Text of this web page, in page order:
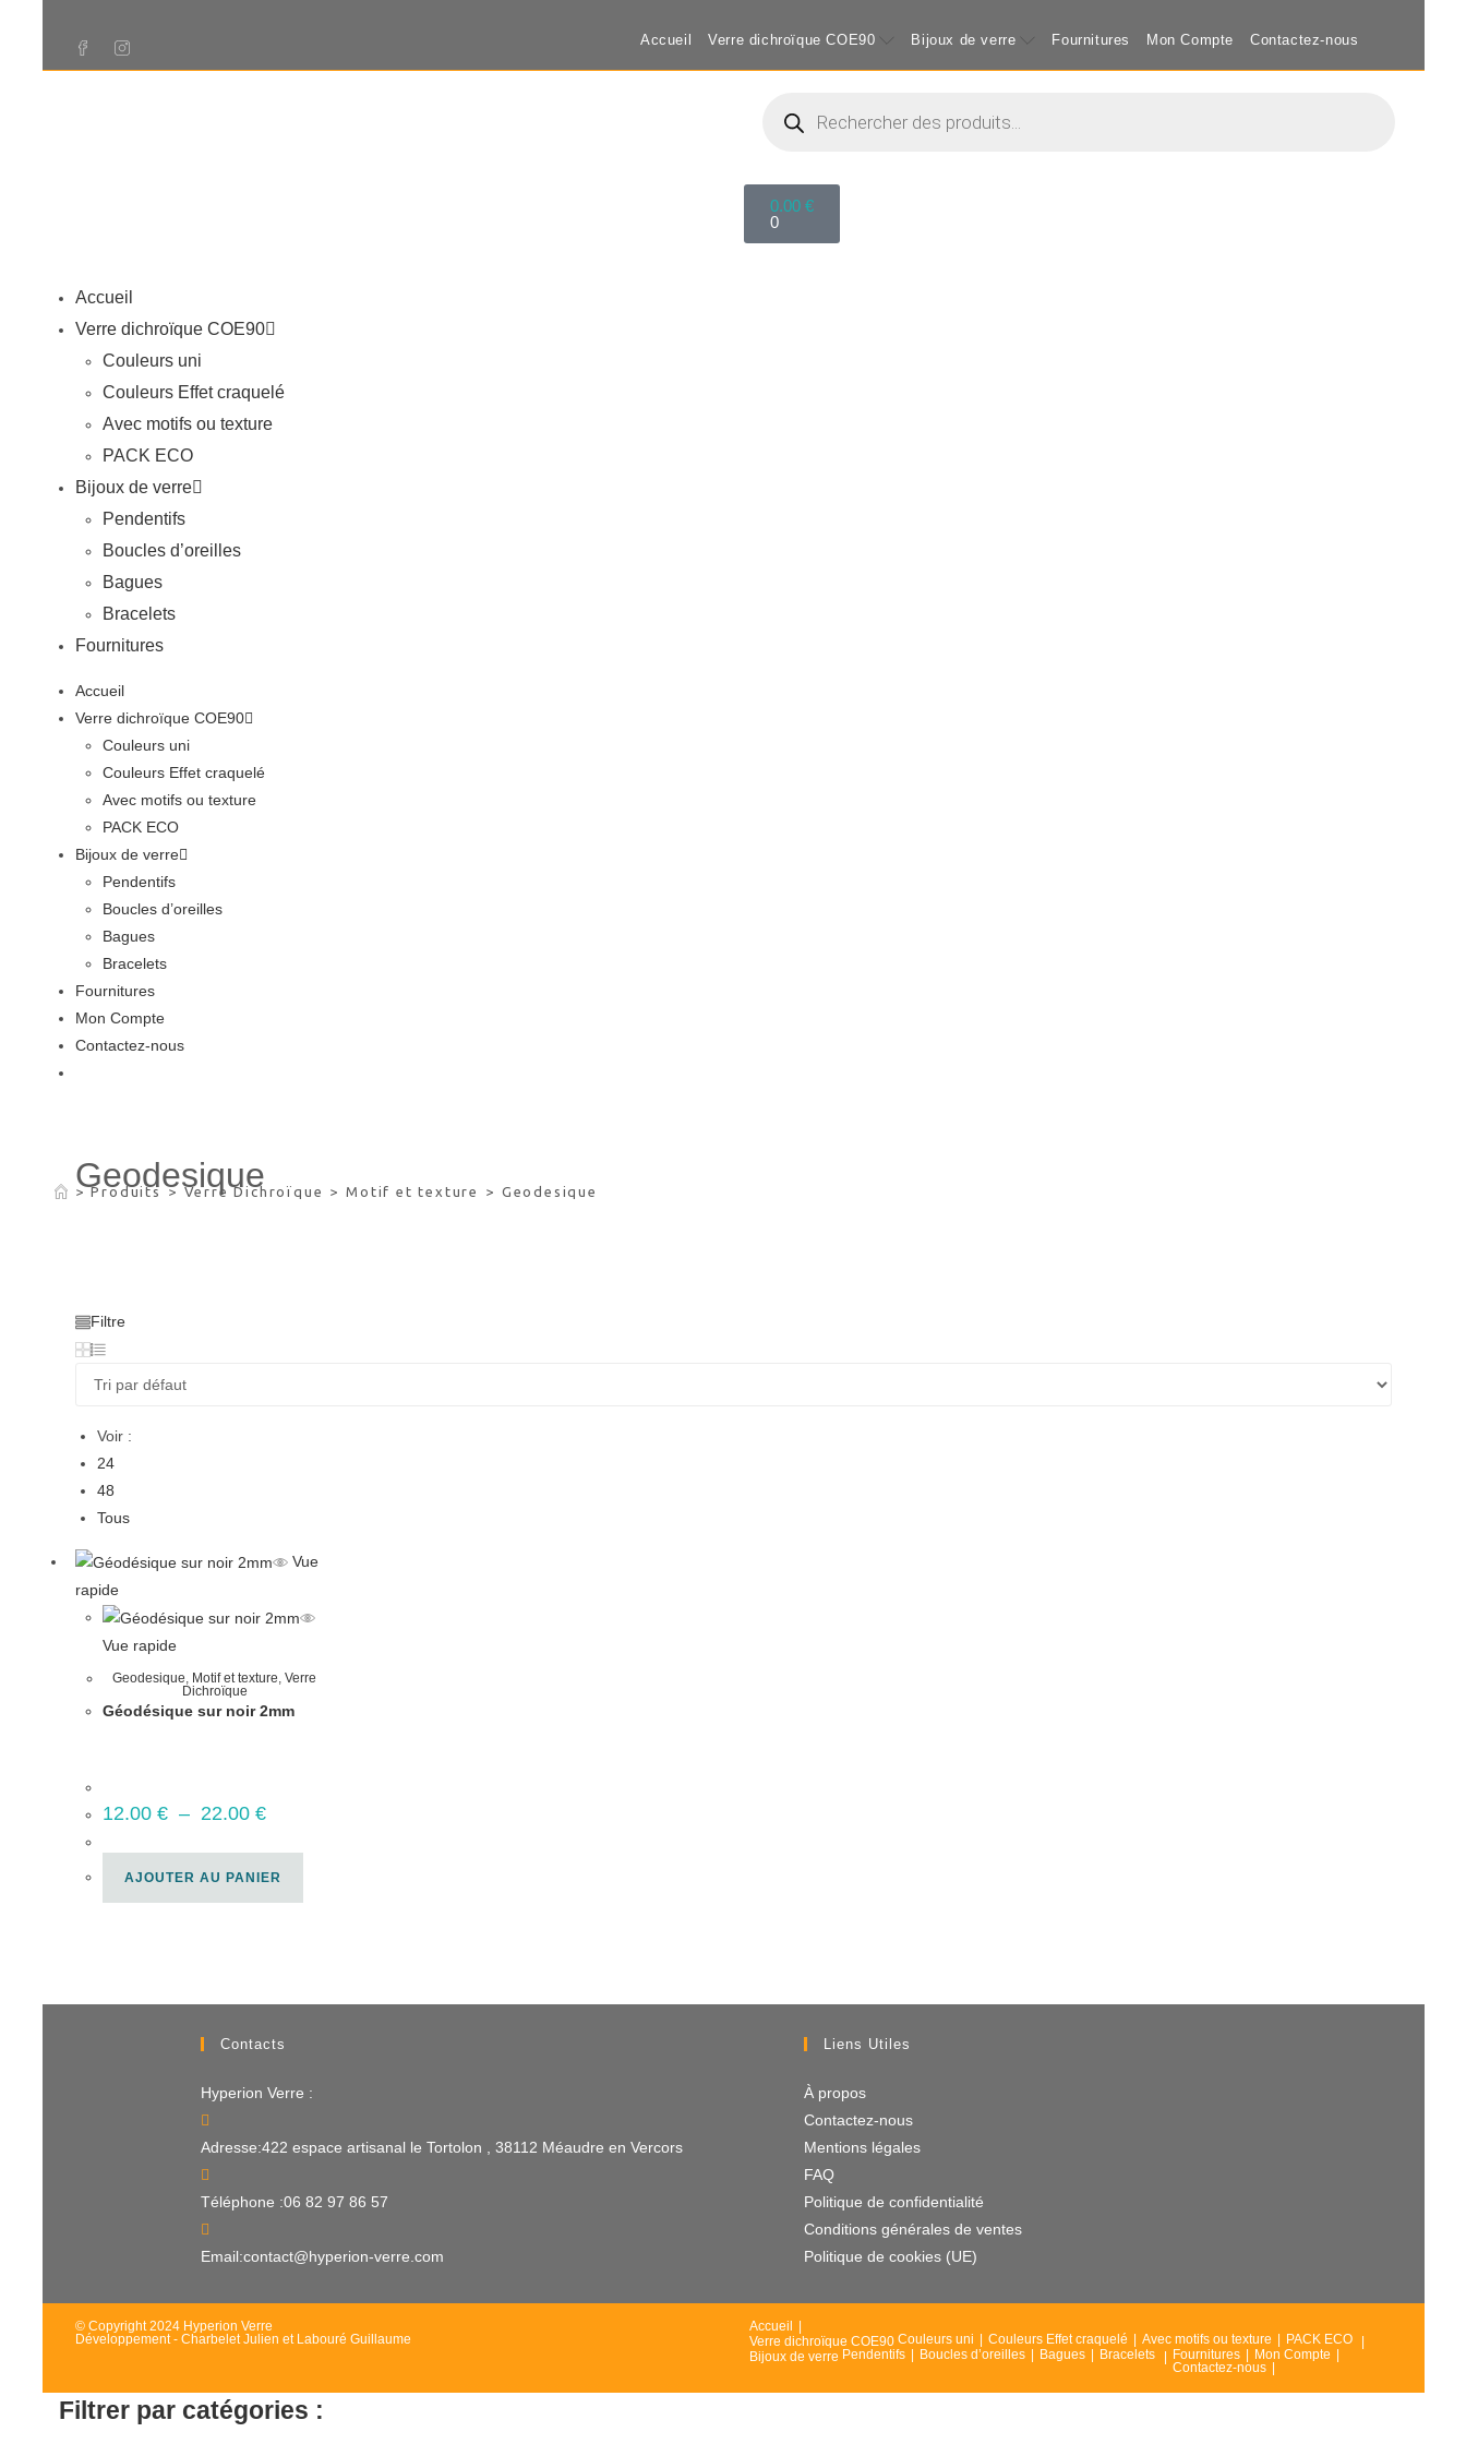
Accueil Verre dichroïque COE90 Bijoux de verre Fournitures Mon Compte Contactez-nous
0.00 €
0
Accueil
Verre dichroïque COE90
Couleurs uni
Couleurs Effet craquelé
Avec motifs ou texture
PACK ECO
Bijoux de verre
Pendentifs
Boucles d’oreilles
Bagues
Bracelets
Fournitures
Accueil
Verre dichroïque COE90
Couleurs uni
Couleurs Effet craquelé
Avec motifs ou texture
PACK ECO
Bijoux de verre
Pendentifs
Boucles d’oreilles
Bagues
Bracelets
Fournitures
Mon Compte
Contactez-nous
Geodesique
> Produits > Verre Dichroïque > Motif et texture > Geodesique
Filtre
Voir :
24
48
Tous
Vue
rapide
Vue rapide
Geodesique Motif et texture ,Verre
Dichroïque
Géodésique sur noir 2mm
12.00 € – 22.00 €
AJOUTER AU PANIER
Contacts
Hyperion Verre :
Adresse:422 espace artisanal le Tortolon , 38112 Méaudre en Vercors
Téléphone :06 82 97 86 57
Email:contact@hyperion-verre.com
Liens Utiles
À propos
Contactez-nous
Mentions légales
FAQ
Politique de confidentialité
Conditions générales de ventes
Politique de cookies (UE)
Accueil
Verre dichroïque COE90 Couleurs uni Couleurs Effet craquelé Avec motifs ou texture
PACK ECO
Bijoux de verre Pendentifs Boucles d’oreilles Bagues Bracelets Fournitures
Mon Compte
Contactez-nous
© Copyright 2024 Hyperion Verre
Développement - Charbelet Julien et Labouré Guillaume
Filtrer par catégories :